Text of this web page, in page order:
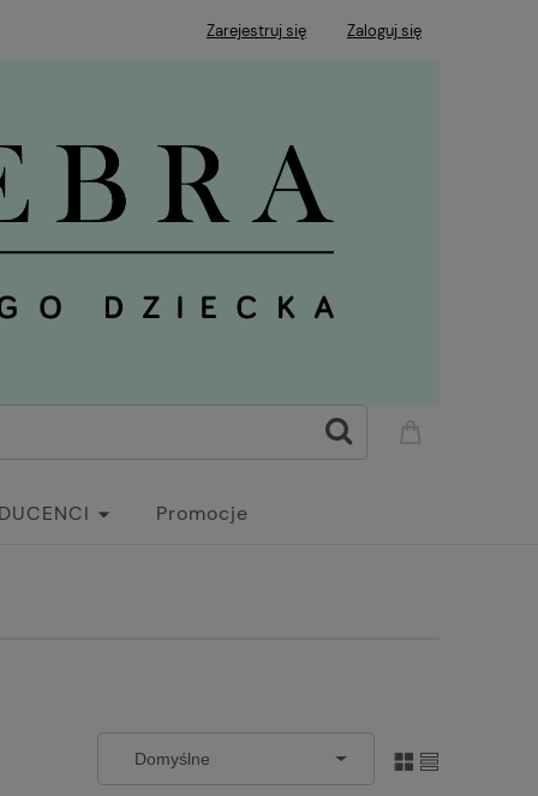
Zarejestruj się Zaloguj się
Promocje